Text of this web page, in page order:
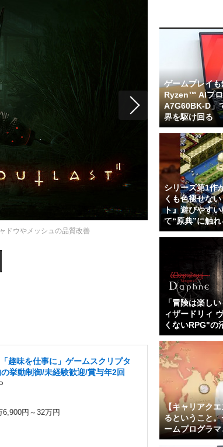
ドウやメッシュの品質改善
趣味を仕事に」ゲームスクリプタ
挙動制御/未経験歓迎/賞与年2回
6,900円～32万円
ゲームプレイ
Ryzen™ AIプロ
A7G60BK-D」
界を駆け回る
シリーズ第1作
くも色褪せな
ト』遊びやす
て“原典”に触
「冒険は楽し
ィザードリィ
くないRPG"の
【キャリアク
るということ
ームプログラ